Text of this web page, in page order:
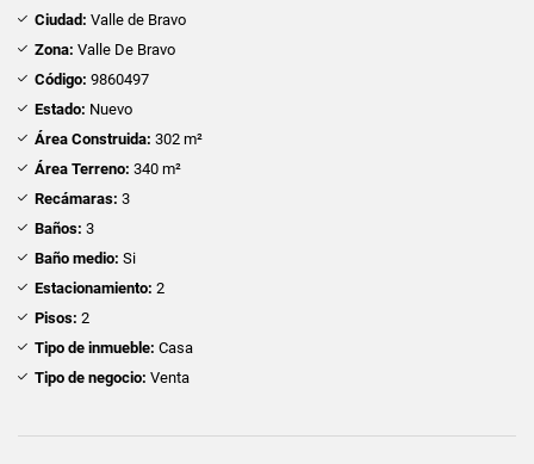
Ciudad: Valle de Bravo
Zona: Valle De Bravo
Código: 9860497
Estado: Nuevo
Área Construida: 302 m²
Área Terreno: 340 m²
Recámaras: 3
Baños: 3
Baño medio: Si
Estacionamiento: 2
Pisos: 2
Tipo de inmueble: Casa
Tipo de negocio: Venta